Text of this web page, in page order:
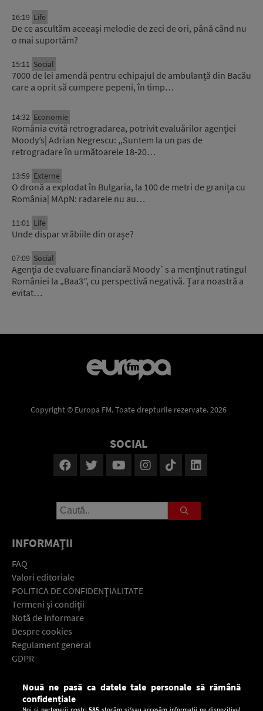
16:19 Life
De ce ascultăm aceeași melodie de zeci de ori, până când nu
o mai suportăm?
15:11 Social
7000 de lei amendă pentru echipajul de ambulanță din Bacău
care a oprit să cumpere pepeni, în timp…
14:32 Economie
România evită retrogradarea, potrivit evaluărilor agenției
Moody’s| Adrian Negrescu: ,,Suntem la un pas de
retrogradare în următoarele 18-20…
13:59 Externe
O dronă a explodat în Bulgaria, la 100 de metri de granița cu
România| MApN: radarele nu au…
11:01 Life
Unde dispar vrăbiile din orașe?
07:09 Social
Agenția de evaluare financiară Moody`s a menținut ratingul
României la „Baa3”, cu perspectivă negativă. Țara noastră a
evitat…
Copyright © Europa FM. Toate drepturile rezervate. 2026
SOCIAL
INFORMAŢII
FAQ
Valori editoriale
POLITICA DE CONFIDENŢIALITATE
Termeni şi condiţii
Notă de Informare
Despre cookies
Regulament general
GDPR
Descarcă gratuit aplicaţia Europa FM pentru smartphone:
Nouă ne pasă ca datele tale personale să rămână
confidențiale
Noi și partenerii noștri585 stocăm și/sau accesăm informații pe dispozitivul